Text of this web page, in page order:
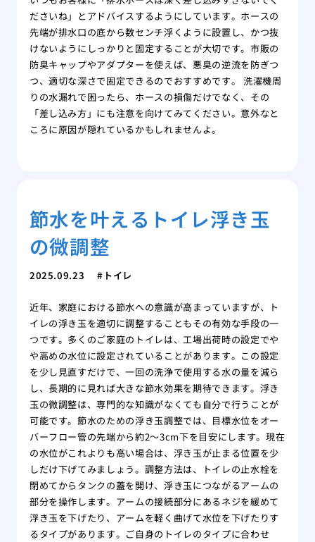
ださいね」とアドバイスするようにしています。ホースの
先端が排水口の底から数センチ浮くように設置し、かつ抜
けないようにしっかりと固定することが大切です。市販の
防臭キャップやアダプターを使えば、悪臭の逆流を防ぎつ
つ、適切な深さで固定できるのでおすすめです。 洗濯機周
りの水漏れで困ったら、ホースの損傷だけでなく、その
「差し込み方」にも注意を向けてみてください。意外なと
ころに原因が隠れているかもしれませんよ。
節水を叶えるトイレ浮き玉
の微調整
2025.09.23 トイレ
近年、家庭における節水への意識が高まっていますが、ト
イレの浮き玉を適切に調整することもその有効な手段の一
つです。多くのご家庭のトイレは、工場出荷時の設定でや
や高めの水位に設定されていることがあります。この設定
を少し見直すだけで、一回の洗浄で使用する水の量を減ら
し、長期的に見れば大きな節水効果を期待できます。浮き
玉の微調整は、専門的な知識がなくても自分で行うことが
可能です。節水のための浮き玉調整では、目標水位をオー
バーフロー管の先端から約2〜3cm下を目安にします。現在
の水位がこれよりも高い場合は、浮き玉が止まる位置を少
しだけ下げてみましょう。調整方法は、トイレの止水栓を
閉めてからタンクの蓋を開け、浮き玉につながるアームの
部分を操作します。アームの接続部分にあるネジを緩めて
浮き玉を下げたり、アームを軽く曲げて水位を下げたりす
るタイプがあります。ご自身のトイレのタイプに合わせ